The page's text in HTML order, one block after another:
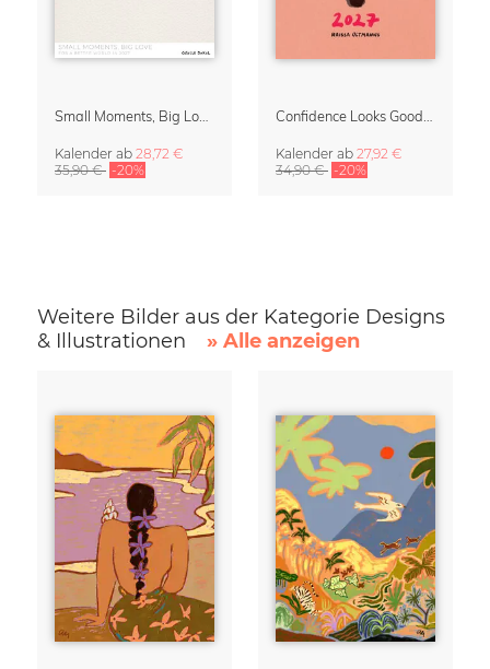
Small Moments, Big Love – Mutterschaftskalender von Giselle Dekel
Kalender ab 28,72 €
35,90 € -20%
Confidence Looks Good On You Kalender 2027
Kalender ab 27,92 €
34,90 € -20%
Weitere Bilder aus der Kategorie Designs
& Illustrationen
» Alle anzeigen